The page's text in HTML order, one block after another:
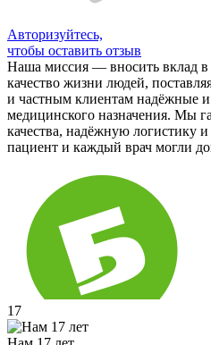
Авторизуйтесь,
чтобы оставить отзыв
Наша миссия — вносить вклад в
качество жизни людей,
и частным клиентам надёжные
медицинского назначения. Мы
качества, надёжную логистику
пациент и каждый врач могли
17